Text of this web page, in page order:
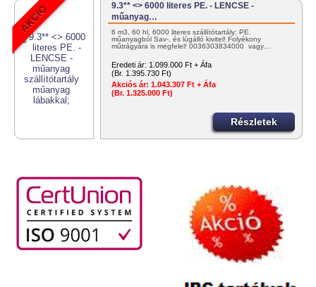
9.3** <> 6000 literes PE. - LENCSE -
műanyag…
6 m3, 60 hl, 6000 literes szállítótartály; PE.
műanyagból Sav-, és lúgálló kivitel! Folyékony
műtrágyára is megfelel! 0036303834000 vagy…
Eredeti ár: 1.099.000 Ft + Áfa
(Br. 1.395.730 Ft)
Akciós ár: 1.043.307 Ft + Áfa
(Br. 1.325.000 Ft)
Részletek